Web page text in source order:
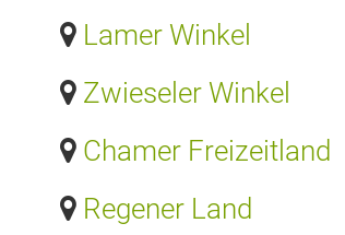
Lamer Winkel
Zwieseler Winkel
Chamer Freizeitland
Regener Land